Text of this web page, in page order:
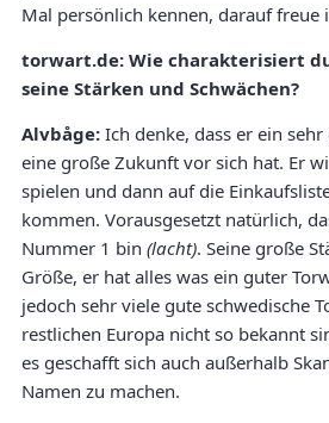
Mal persönlich kennen, darauf freue
torwart.de: Wie charakterisiert du
seine Stärken und Schwächen?
Alvbåge: Ich denke, dass er ein
eine große Zukunft vor sich hat. Er
spielen und dann auf die
kommen. Vorausgesetzt natürlich,
Nummer 1 bin (lacht). Seine große
Größe, er hat alles was ein guter
jedoch sehr viele gute schwedische
restlichen Europa nicht so bekannt
es geschafft sich auch außerhalb
Namen zu machen.